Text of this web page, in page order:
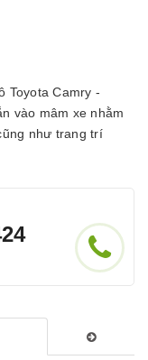
Toyota Camry -
vào mâm xe nhằm
như trang trí